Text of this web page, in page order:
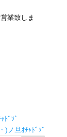
業致しま
ﾄﾞｿﾞ
ノ旦ｵﾁｬﾄﾞｿﾞ